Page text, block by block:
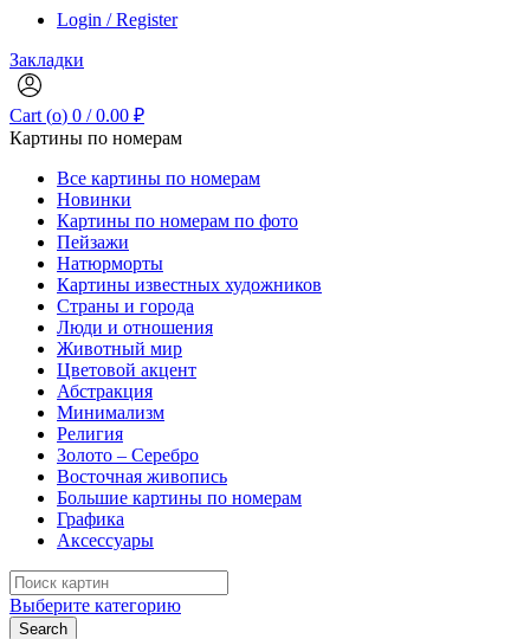
Login / Register
Закладки
Cart (o) 0 / 0.00 ₽
Картины по номерам
Все картины по номерам
Новинки
Картины по номерам по фото
Пейзажи
Натюрморты
Картины известных художников
Страны и города
Люди и отношения
Животный мир
Цветовой акцент
Абстракция
Минимализм
Религия
Золото – Серебро
Восточная живопись
Большие картины по номерам
Графика
Аксессуары
Search
for:
Выберите категорию
Search